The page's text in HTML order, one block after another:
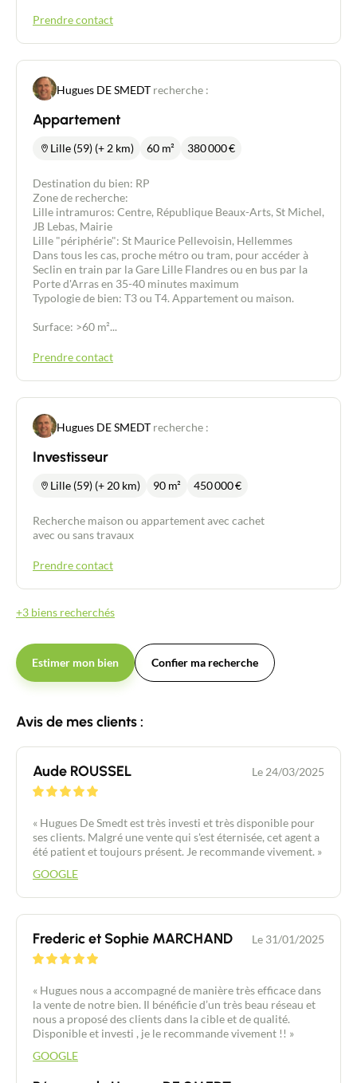
Recrutement
Actualités
Guides
Contact
Prendre contact
Hugues DE SMEDT recherche :
Appartement
Lille (59) (+ 2 km) 60 m² 380 000€
Destination du bien: RP
Zone de recherche:
Lille intramuros: Centre, République Beaux-Arts, St Michel,
JB Lebas, Mairie
Lille "périphérie": St Maurice Pellevoisin, Hellemmes
Dans tous les cas, proche métro ou tram, pour accéder à
Seclin en train par la Gare Lille Flandres ou en bus par la
Porte d'Arras en 35-40 minutes maximum
Typologie de bien: T3 ou T4. Appartement ou maison.
Surface: >60 m²...
Prendre contact
Hugues DE SMEDT recherche :
Investisseur
Lille (59) (+ 20 km) 90 m² 450 000€
Recherche maison ou appartement avec cachet
avec ou sans travaux
Prendre contact
+3 biens recherchés
Estimer mon bien Confier ma recherche
Avis de mes clients :
Aude ROUSSEL Le 24/03/2025
« Hugues De Smedt est très investi et très disponible pour
ses clients. Malgré une vente qui s'est éternisée, cet agent a
été patient et toujours présent. Je recommande vivement. »
GOOGLE
Frederic et Sophie MARCHAND Le 31/01/2025
« Hugues nous a accompagné de manière très efficace dans
la vente de notre bien. Il bénéficie d’un très beau réseau et
nous a proposé des clients dans la cible et de qualité.
Disponible et investi , je le recommande vivement !! »
GOOGLE